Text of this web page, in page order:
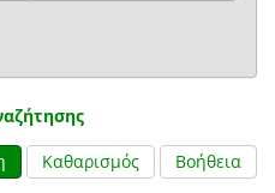
Καθαρισμός Βοήθεια